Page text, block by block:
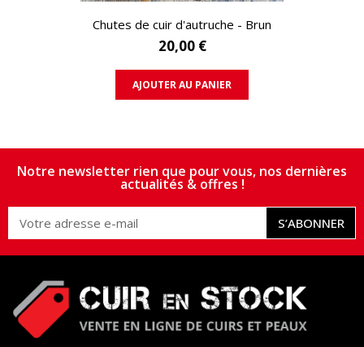
APERÇU RAPIDE
Chutes de cuir d'autruche - Brun
20,00 €
AJOUTER AU PANIER
Notre newsletter rien que pour vous, nos dernières
actualités & offres !
S’ABONNER